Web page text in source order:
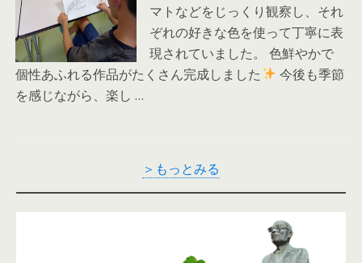
マトなどをじっくり観察し、それ
ぞれの好きな色を使って丁寧に表
現されていました。 色鮮やかで
個性あふれる作品がたくさん完成しました
今後も季節
を感じながら、楽し …
＞もっとみる